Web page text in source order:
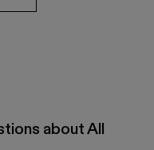
about All